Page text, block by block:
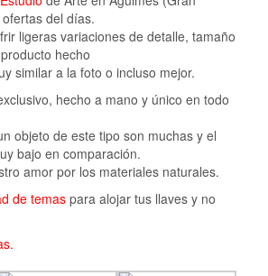
del días.
ligeras variaciones de detalle, tamaño
hecho
similar a la foto o incluso mejor.
hecho a mano y único en todo
objeto de este tipo son muchas y el
bajo en comparación.
amor por los materiales naturales.
de temas para alojar tus llaves y no